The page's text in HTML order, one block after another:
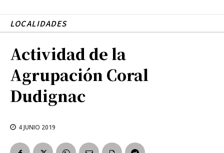
LOCALIDADES
Actividad de la
Agrupación Coral
Dudignac
4 JUNIO 2019